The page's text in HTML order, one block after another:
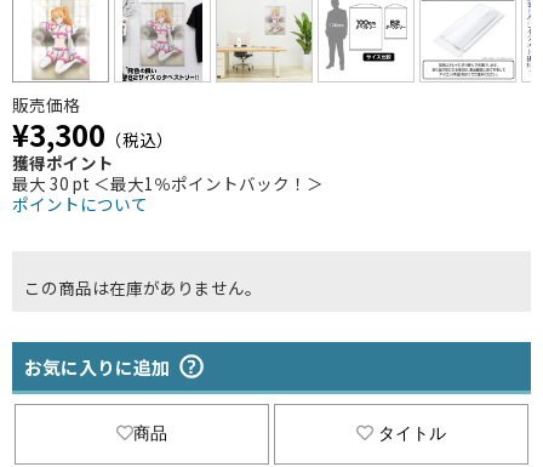
販売価格
¥3,300 （税込）
獲得ポイント
最大 30 pt ＜最大1％ポイントバック！＞
ポイントについて
この商品は在庫がありません。
お気に入りに追加
商品 タイトル